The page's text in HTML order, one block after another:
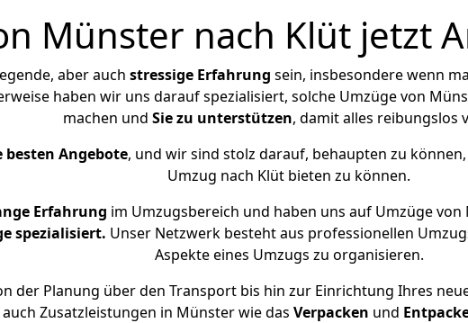
Münster nach Klüt jetzt
aber auch stressige Erfahrung sein, insbesondere wenn
haben wir uns darauf spezialisiert, solche Umzüge von
machen und Sie zu unterstützen, damit alles reibungslos
besten Angebote, und wir sind stolz darauf, behaupten zu
Umzug nach Klüt bieten zu können.
Erfahrung im Umzugsbereich und haben uns auf Umzüge
spezialisiert. Unser Netzwerk besteht aus professionellen
Aspekte eines Umzugs zu organisieren.
der Planung über den Transport bis hin zur Einrichtung Ihres
Zusatzleistungen in Münster wie das Verpacken und